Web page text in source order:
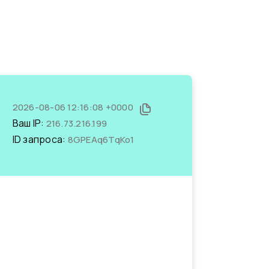
2026-08-06 12:16:08 +0000
Ваш IP: 216.73.216.199
ID запроса: 8GPEAq6TqKo1